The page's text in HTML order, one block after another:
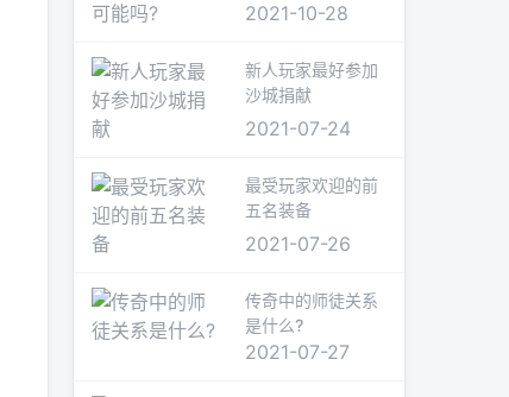
2021-10-28
新人玩家最好参加
沙城捐献
2021-07-24
最受玩家欢迎的前
五名装备
2021-07-26
传奇中的师徒关系
是什么?
2021-07-27